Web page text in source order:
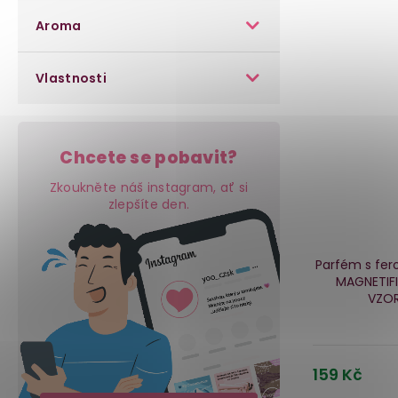
Aroma
Vlastnosti
Chcete se pobavit?
Zkoukněte náš instagram, ať si
zlepšíte den.
Parfém s
159 Kč